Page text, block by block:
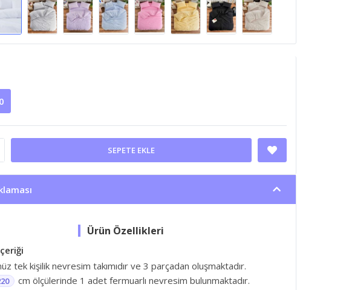
SEPETE EKLE
tek kişilik nevresim takımıdır ve 3 parçadan oluşmaktadır.
cm ölçülerinde 1 adet fermuarlı nevresim bulunmaktadır.